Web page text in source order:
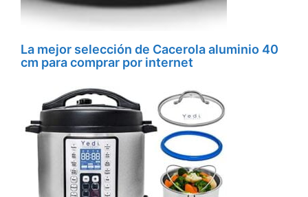
La mejor selección de Cacerola aluminio 40
cm para comprar por internet